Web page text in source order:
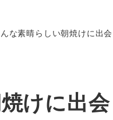
な素晴らしい朝焼けに出
けに出